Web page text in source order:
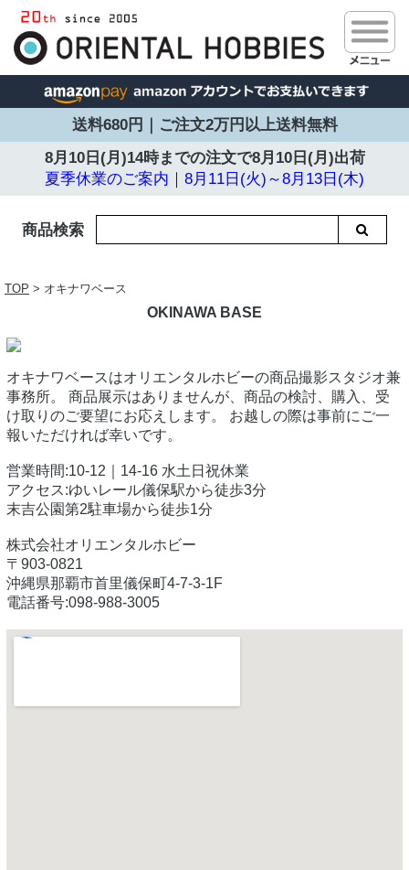
送料680円｜ご注文2万円以上送料無料
8月10日(月)14時までの注文で8月10日(月)出荷
夏季休業のご案内｜8月11日(火)～8月13日(木)
商品検索
TOP > オキナワベース
OKINAWA BASE
オキナワベースはオリエンタルホビーの商品撮影スタジオ兼
事務所。 商品展示はありませんが、商品の検討、購入、受
け取りのご要望にお応えします。 お越しの際は事前にご一
報いただければ幸いです。
営業時間:10-12｜14-16 水土日祝休業
アクセス:ゆいレール儀保駅から徒歩3分
末吉公園第2駐車場から徒歩1分
株式会社オリエンタルホビー
〒903-0821
沖縄県那覇市首里儀保町4-7-3-1F
電話番号:098-988-3005